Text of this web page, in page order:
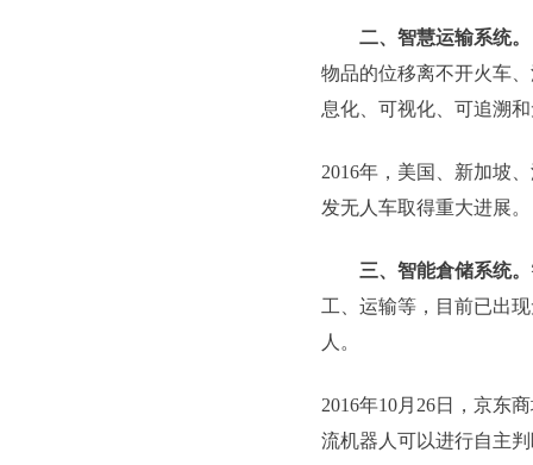
二、智慧运输系统。
物品的位移离不开火车
息化、可视化、可追溯
2016年，美国、新加坡
发无人车取得重大进展
三、智能倉储系统。
工、运输等，目前已出
人。
2016年10月26日，京东
流机器人可以进行自主